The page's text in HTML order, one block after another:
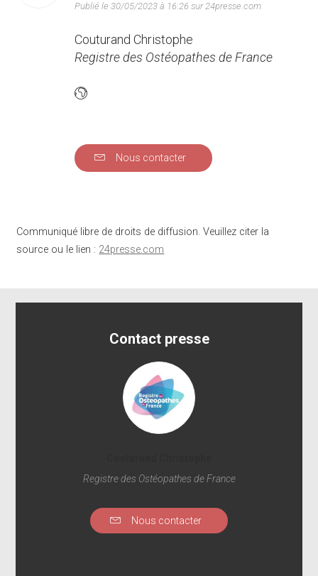
Publié le 30/05/2023 à 16:26 sur 24presse.com
Couturand Christophe
Registre des Ostéopathes de France
Nous contacter
Communiqué libre de droits de diffusion. Veuillez citer la
source ou le lien : 24presse.com
Contact presse
Registre des Ostéopathes de France
Nous contacter